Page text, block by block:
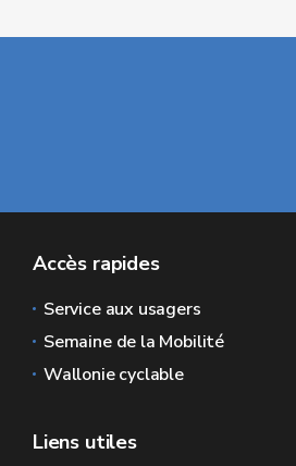
Accès rapides
Service aux usagers
Semaine de la Mobilité
Wallonie cyclable
Liens utiles